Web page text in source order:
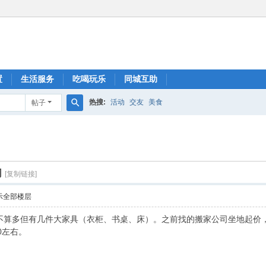
生活服务 吃喝玩乐 同城互助
帖子 热搜: 活动 交友 美食
[复制链接]
全部楼层
多但有几件大家具（衣柜、书桌、床）。之前找的搬家公司坐地起
右。